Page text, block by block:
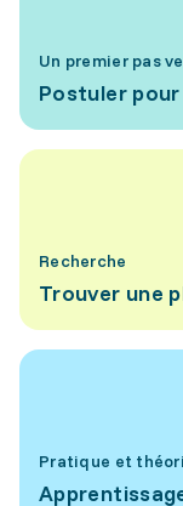
Un premier pas
Postuler
Recherche
Trouver une
Pratique et